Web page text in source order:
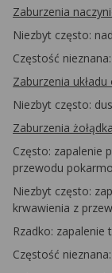
Zaburzenia
Niezbyt często:
Częstość
Zaburzenia
Niezbyt często:
Zaburzenia
Często: zapalenie
przewodu
Niezbyt często:
krwawienia z
Rzadko: zapalenie
Częstość